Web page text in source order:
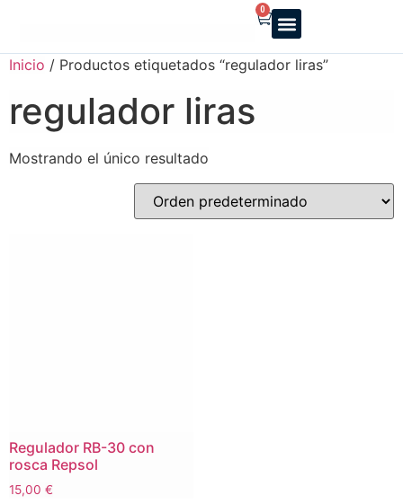
0
Inicio / Productos etiquetados “regulador liras”
regulador liras
Mostrando el único resultado
Regulador RB-30 con
rosca Repsol
15,00 €